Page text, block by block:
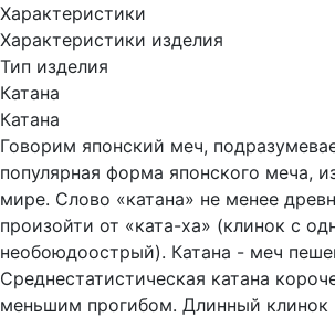
Характеристики
Характеристики изделия
Тип изделия
Катана
Катана
Говорим японский меч,
популярная форма японского меча,
мире. Слово «катана» не менее
произойти от «ката-ха» (клинок с
необоюдоострый). Катана - меч
Среднестатистическая катана
меньшим прогибом. Длинный клинок